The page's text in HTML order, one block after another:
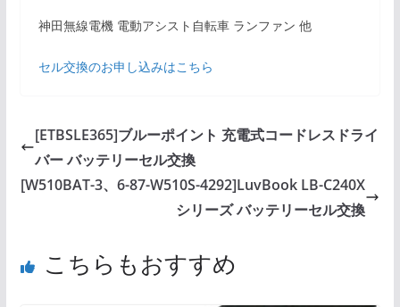
神田無線電機 電動アシスト自転車 ランファン 他
セル交換のお申し込みはこちら
[ETBSLE365]ブルーポイント 充電式コードレスドライ
バー バッテリーセル交換
[W510BAT-3、6-87-W510S-4292]LuvBook LB-C240X
シリーズ バッテリーセル交換
こちらもおすすめ